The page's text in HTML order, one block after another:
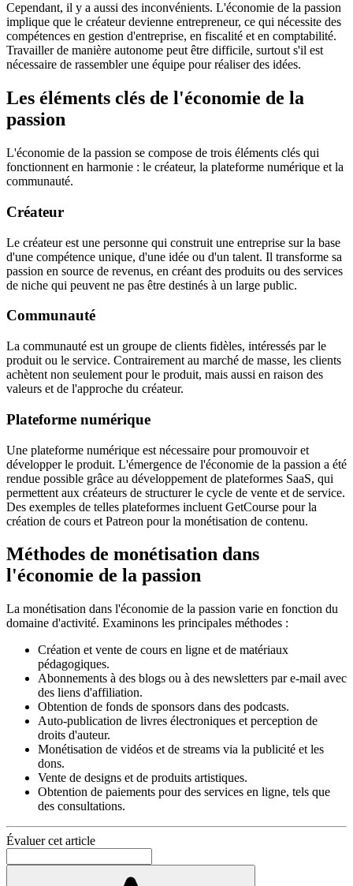
Cependant, il y a aussi des inconvénients. L'économie de la passion
implique que le créateur devienne entrepreneur, ce qui nécessite des
compétences en gestion d'entreprise, en fiscalité et en comptabilité.
Travailler de manière autonome peut être difficile, surtout s'il est
nécessaire de rassembler une équipe pour réaliser des idées.
Les éléments clés de l'économie de la
passion
L'économie de la passion se compose de trois éléments clés qui
fonctionnent en harmonie : le créateur, la plateforme numérique et la
communauté.
Créateur
Le créateur est une personne qui construit une entreprise sur la base
d'une compétence unique, d'une idée ou d'un talent. Il transforme sa
passion en source de revenus, en créant des produits ou des services
de niche qui peuvent ne pas être destinés à un large public.
Communauté
La communauté est un groupe de clients fidèles, intéressés par le
produit ou le service. Contrairement au marché de masse, les clients
achètent non seulement pour le produit, mais aussi en raison des
valeurs et de l'approche du créateur.
Plateforme numérique
Une plateforme numérique est nécessaire pour promouvoir et
développer le produit. L'émergence de l'économie de la passion a été
rendue possible grâce au développement de plateformes SaaS, qui
permettent aux créateurs de structurer le cycle de vente et de service.
Des exemples de telles plateformes incluent GetCourse pour la
création de cours et Patreon pour la monétisation de contenu.
Méthodes de monétisation dans
l'économie de la passion
La monétisation dans l'économie de la passion varie en fonction du
domaine d'activité. Examinons les principales méthodes :
Création et vente de cours en ligne et de matériaux
pédagogiques.
Abonnements à des blogs ou à des newsletters par e-mail avec
des liens d'affiliation.
Obtention de fonds de sponsors dans des podcasts.
Auto-publication de livres électroniques et perception de
droits d'auteur.
Monétisation de vidéos et de streams via la publicité et les
dons.
Vente de designs et de produits artistiques.
Obtention de paiements pour des services en ligne, tels que
des consultations.
Évaluer cet article